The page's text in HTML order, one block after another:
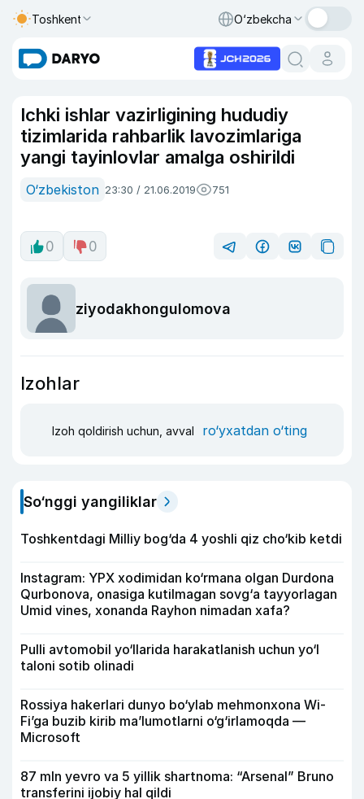
Toshkent O‘zbekcha
Ichki ishlar vazirligining hududiy
tizimlarida rahbarlik lavozimlariga
yangi tayinlovlar amalga oshirildi
O‘zbekiston 23:30 / 21.06.2019 751
0 0
ziyodakhongulomova
Izohlar
Izoh qoldirish uchun, avval ro‘yxatdan o‘ting
So‘nggi yangiliklar
Toshkentdagi Milliy bog‘da 4 yoshli qiz cho‘kib ketdi
Instagram: YPX xodimidan ko‘rmana olgan Durdona
Qurbonova, onasiga kutilmagan sovg‘a tayyorlagan
Umid vines, xonanda Rayhon nimadan xafa?
Pulli avtomobil yo‘llarida harakatlanish uchun yo‘l
taloni sotib olinadi
Rossiya hakerlari dunyo bo‘ylab mehmonxona Wi-
Fi’ga buzib kirib ma’lumotlarni o‘g‘irlamoqda —
Microsoft
87 mln yevro va 5 yillik shartnoma: “Arsenal” Bruno
transferini ijobiy hal qildi